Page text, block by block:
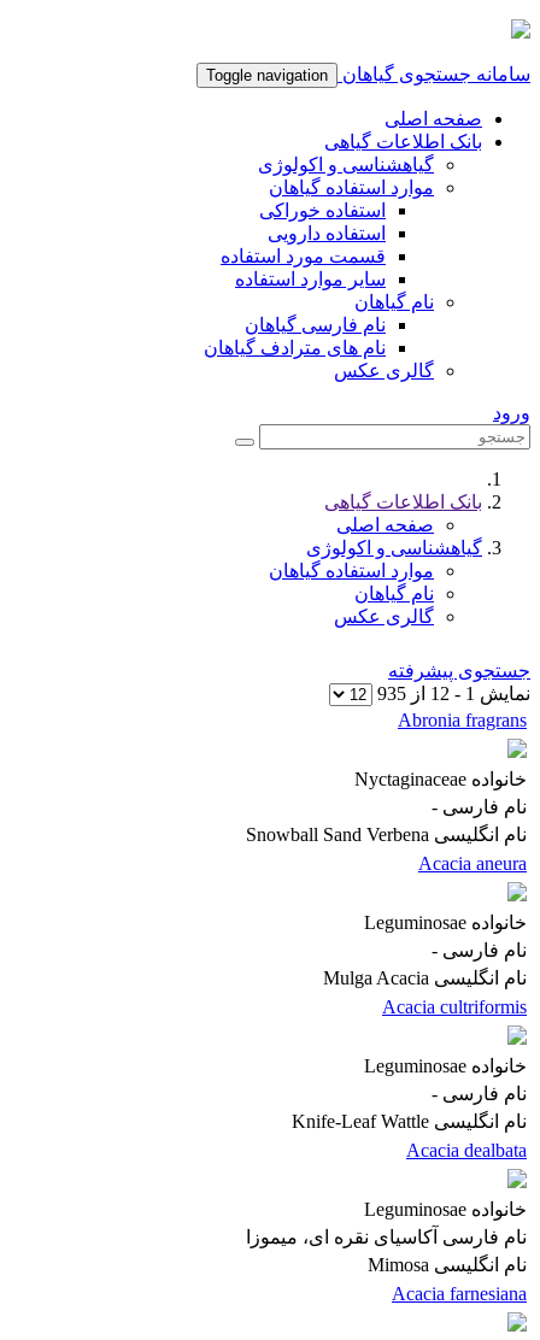
سامانه جستجوی گیاهان Toggle navigation
صفحه اصلی
بانک اطلاعات گیاهی
گیاهشناسی و اکولوژی
موارد استفاده گیاهان
استفاده خوراکی
استفاده دارویی
قسمت مورد استفاده
سایر موارد استفاده
نام گیاهان
نام فارسی گیاهان
نام های مترادف گیاهان
گالری عکس
ورود
بانک اطلاعات گیاهی
صفحه اصلی
گیاهشناسی و اکولوژی
موارد استفاده گیاهان
نام گیاهان
گالری عکس
جستجوی پیشرفته
نمایش 1
-
12 از 935
Abronia fragrans
خانواده Nyctaginaceae
نام فارسی -
نام انگلیسی Snowball Sand Verbena
Acacia aneura
خانواده Leguminosae
نام فارسی -
نام انگلیسی Mulga Acacia
Acacia cultriformis
خانواده Leguminosae
نام فارسی -
نام انگلیسی Knife-Leaf Wattle
Acacia dealbata
خانواده Leguminosae
نام فارسی آکاسیای نقره ای، میموزا
نام انگلیسی Mimosa
Acacia farnesiana